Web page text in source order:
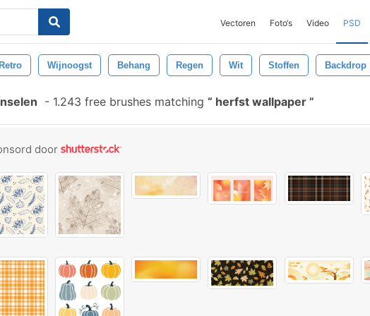
Vectoren Foto‘s Video PSD
Retro Wijnoogst Behang Regen Wit Stoffen Backdrop
- 1.243 free brushes matching herfst wallpaper
door